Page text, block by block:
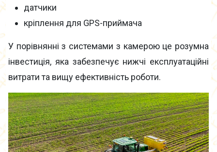
датчики
кріплення для GPS-приймача
У порівнянні з системами з камерою це розумна
інвестиція, яка забезпечує нижчі експлуатаційні
витрати та вищу ефективність роботи.